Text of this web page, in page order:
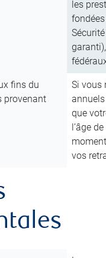
les
fins du
provenant
Si vous
que
l’âge
vos